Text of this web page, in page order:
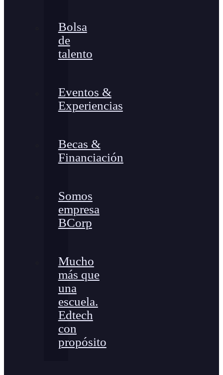
Bolsa
de
talento
Eventos &
Experiencias
Becas &
Financiación
Somos
empresa
BCorp
Mucho
más que
una
escuela.
Edtech
con
propósito